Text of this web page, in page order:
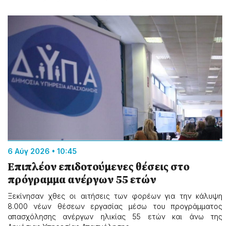
6 Αύγ 2026 • 10:45
Επιπλέον επιδοτούμενες θέσεις στο
πρόγραμμα ανέργων 55 ετών
Ξεκίνησαν χθες οι αιτήσεις των φορέων για την κάλυψη
8.000 νέων θέσεων εργασίας μέσω του προγράμματος
απασχόλησης ανέργων ηλικίας 55 ετών και άνω της